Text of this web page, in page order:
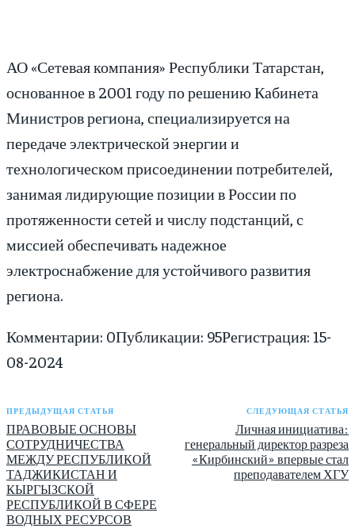
АО «Сетевая компания» Республики Татарстан,
основанное в 2001 году по решению Кабинета
Министров региона, специализируется на
передаче электрической энергии и
технологическом присоединении потребителей,
занимая лидирующие позиции в России по
протяженности сетей и числу подстанций, с
миссией обеспечивать надежное
электроснабжение для устойчивого развития
региона.
Комментарии: 0Публикации: 95Регистрация: 15-
08-2024
ПРЕДЫДУЩАЯ СТАТЬЯ
ПРАВОВЫЕ ОСНОВЫ
СОТРУДНИЧЕСТВА
МЕЖДУ РЕСПУБЛИКОЙ
ТАДЖИКИСТАН И
КЫРГЫЗСКОЙ
РЕСПУБЛИКОЙ В СФЕРЕ
ВОДНЫХ РЕСУРСОВ
СЛЕДУЮЩАЯ СТАТЬЯ
Личная инициатива:
генеральный директор разреза
«Кирбинский» впервые стал
преподавателем ХГУ